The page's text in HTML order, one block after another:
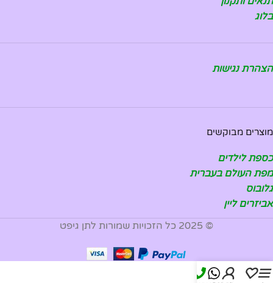
בלוג
הצהרת נגישות
מוצרים מבוקשים
כספת לילדים
מפת העולם בעברית
גלובוס
אביזרים ליין
© 2025 כל הזכויות שמורות לתן גיפט